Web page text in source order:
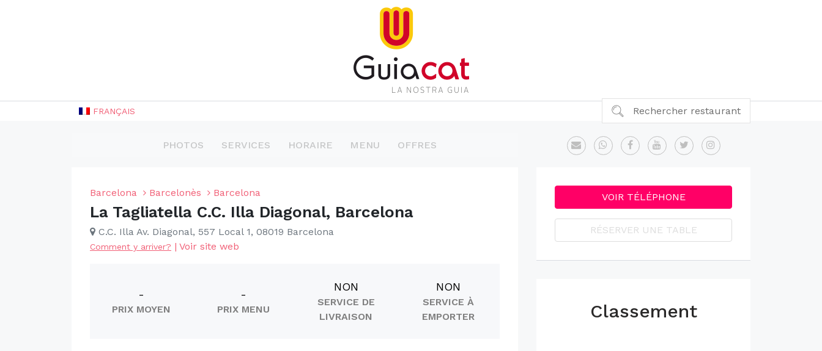
FRANÇAIS Rechercher restaurant
PHOTOS SERVICES HORAIRE MENU OFFRES
Barcelona Barcelonès Barcelona
La Tagliatella C.C. Illa Diagonal, Barcelona
C.C. Illa Av. Diagonal, 557 Local 1, 08019 Barcelona
Comment y arriver? | Voir site web
-
PRIX MOYEN
-
PRIX MENU
NON
SERVICE DE
LIVRAISON
NON
SERVICE À
EMPORTER
VOIR TÉLÉPHONE
RÉSERVER UNE TABLE
Classement